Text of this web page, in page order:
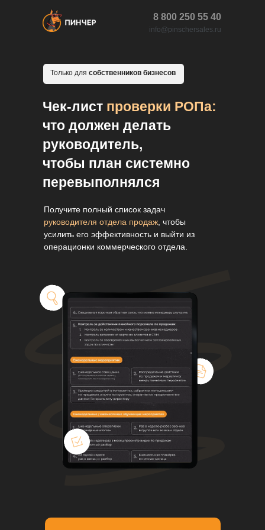
Чек-лист проверки РОПа:
что должен делать
руководитель,
чтобы план системно
перевыполнялся
8 800 250 55 40
info@pinschersales.ru
Только для собственников бизнесов
Получите полный список задач
руководителя отдела продаж , чтобы
усилить его эффективность и выйти из
операционки коммерческого отдела.